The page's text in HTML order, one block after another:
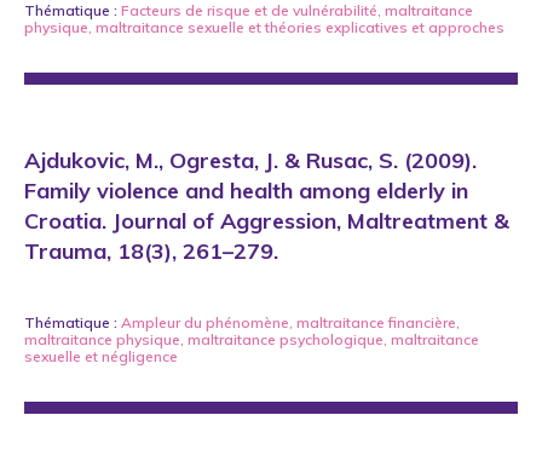
Thématique : Facteurs de risque et de vulnérabilité, maltraitance
physique, maltraitance sexuelle etthéories explicatives et approches
Ajdukovic, M., Ogresta, J. & Rusac, S. (2009).
Family violence and health among elderly in
Croatia. Journal of Aggression, Maltreatment &
Trauma, 18(3), 261–279.
Thématique : Ampleur du phénomène, maltraitance financière,
maltraitance physique, maltraitance psychologique, maltraitance
sexuelle et négligence